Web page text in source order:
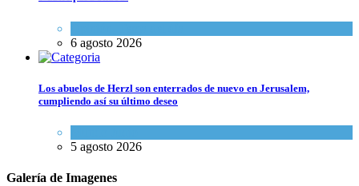
6 agosto 2026
Los abuelos de Herzl son enterrados de nuevo en Jerusalem,
cumpliendo así su último deseo
5 agosto 2026
Galería de Imagenes